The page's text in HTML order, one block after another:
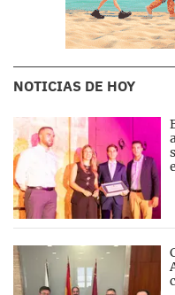
NOTICIAS DE HOY